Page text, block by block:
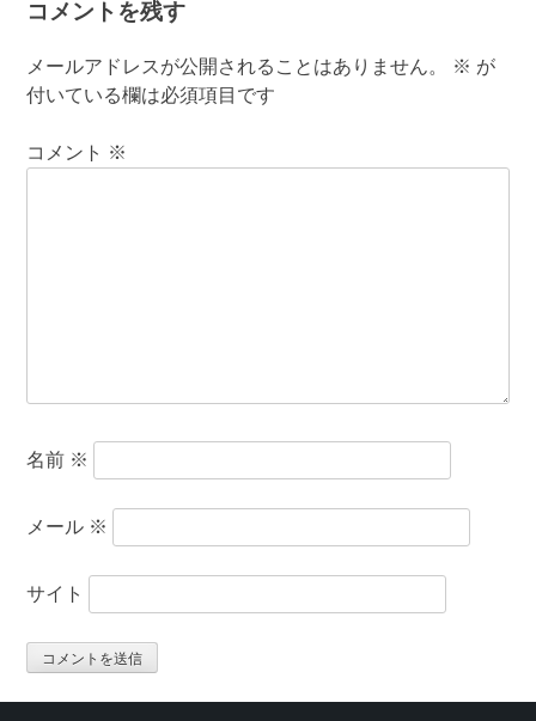
コメントを残す
メールアドレスが公開されることはありません。 ※ が
付いている欄は必須項目です
コメント ※
名前 ※
メール ※
サイト